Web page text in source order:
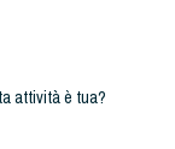
attività è tua?